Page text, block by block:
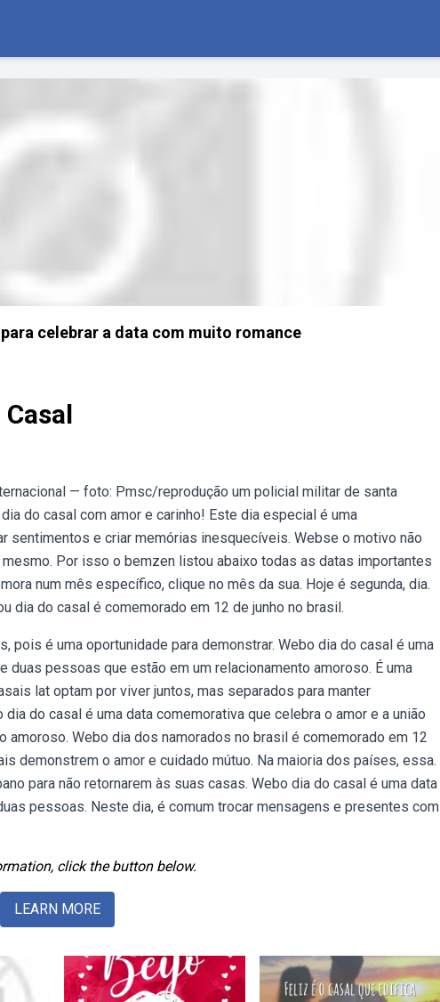
celebrar a data com muito romance
— foto: Pmsc/reprodução um policial militar de santa
do casal com amor e carinho! Este dia especial é uma
sentimentos e criar memórias inesquecíveis. Webse o motivo não
Por isso o bemzen listou abaixo todas as datas importantes
num mês específico, clique no mês da sua. Hoje é segunda, dia.
dia do casal é comemorado em 12 de junho no brasil.
pois é uma oportunidade para demonstrar. Webo dia do casal é uma
duas pessoas que estão em um relacionamento amoroso. É uma
lat optam por viver juntos, mas separados para manter
do casal é uma data comemorativa que celebra o amor e a união
Webo dia dos namorados no brasil é comemorado em 12
demonstrem o amor e cuidado mútuo. Na maioria dos países, essa.
para não retornarem às suas casas. Webo dia do casal é uma data
pessoas. Neste dia, é comum trocar mensagens e presentes com
click the button below.
LEARN MORE